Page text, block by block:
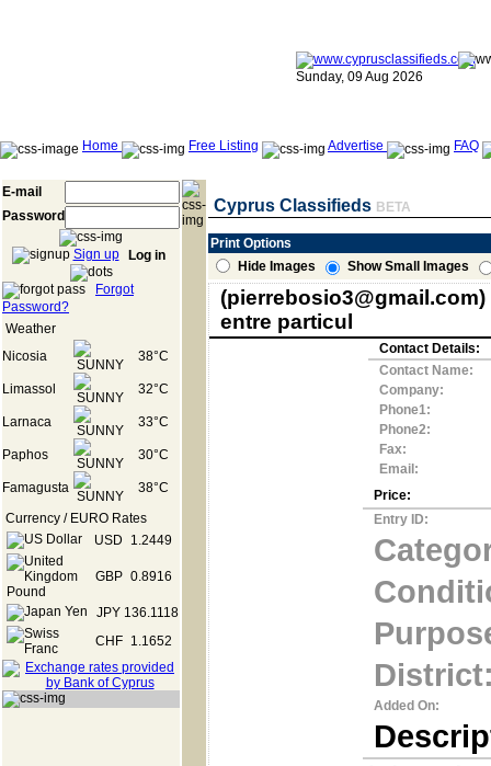
Sunday, 09 Aug 2026
Home Free Listing Advertise FAQ
E-mail
Password
Sign up Log in
Forgot
Password?
Weather
Nicosia
38°C
Limassol 32°C
Larnaca 33°C
Paphos 30°C
Famagusta
38°C
Currency / EURO Rates
USD
1.2449
GBP 0.8916
JPY 136.1118
CHF
1.1652
Cyprus Classifieds BETA
Print Options
Hide Images
Show Small Images
(pierrebosio3@gmail.com)
entre particul
Contact Details:
Contact Name:
Company:
Phone1:
Phone2:
Fax:
Email:
Price:
Entry ID:
Added On: